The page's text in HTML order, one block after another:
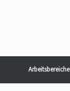
Arbeitsbereiche